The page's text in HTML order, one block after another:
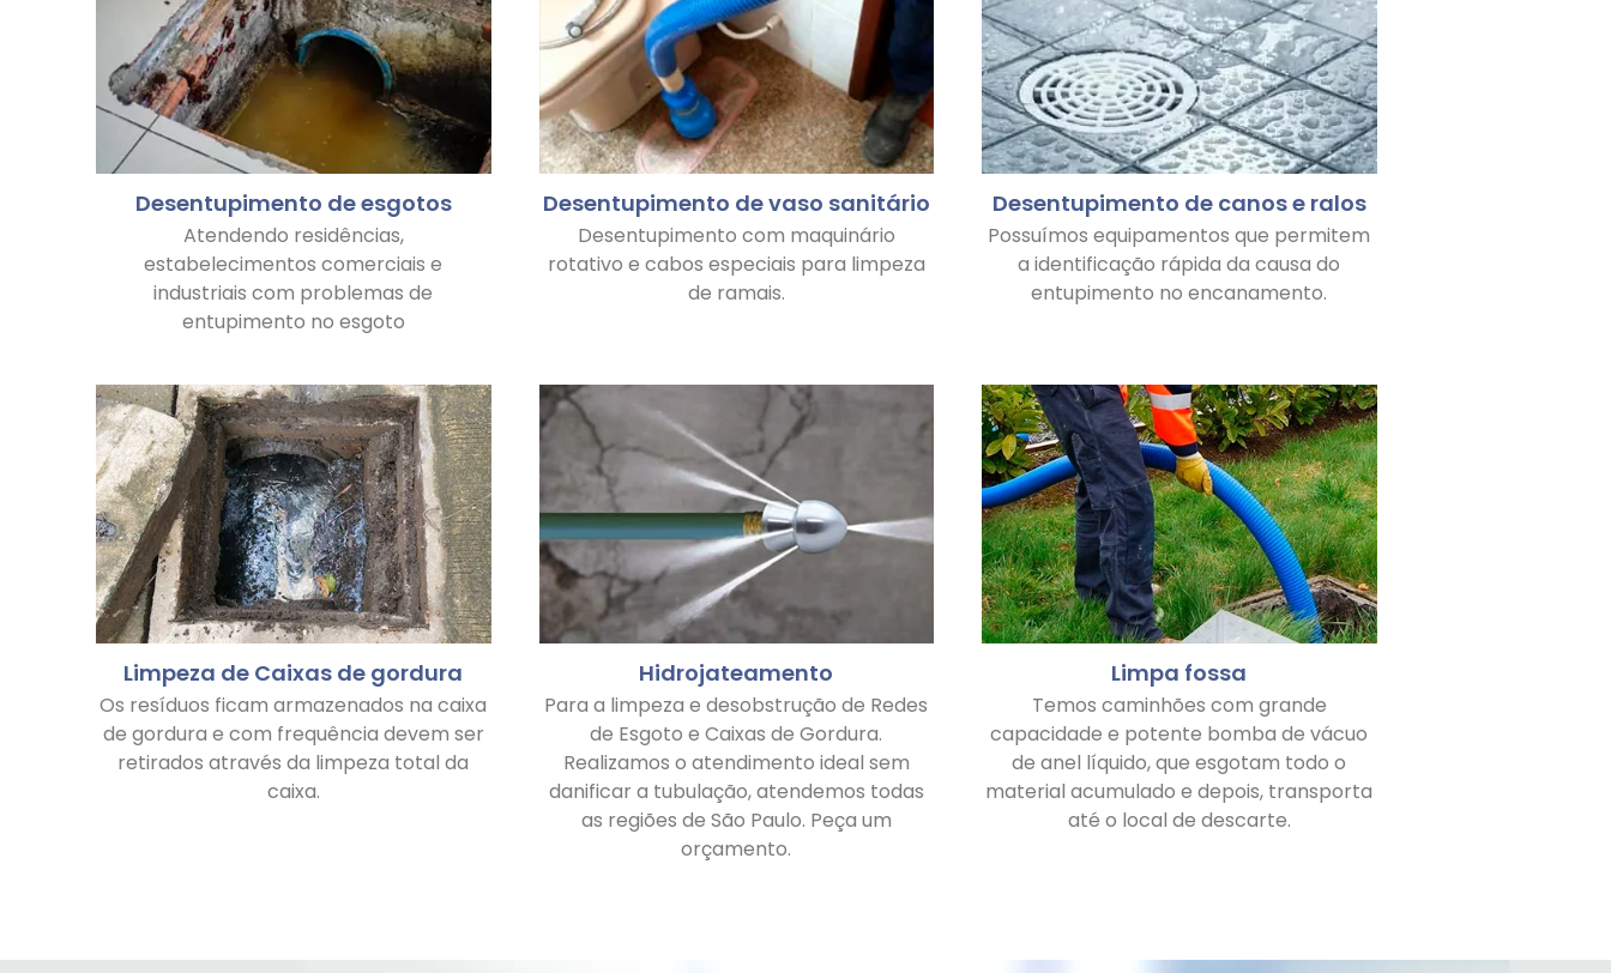
Desentupimento de esgotos
Atendendo residências,
estabelecimentos comerciais e
industriais com problemas de
entupimento no esgoto
Desentupimento de vaso sanitário
Desentupimento com maquinário
rotativo e cabos especiais para limpeza
de ramais.
Desentupimento de canos e ralos
Possuímos equipamentos que permitem
a identificação rápida da causa do
entupimento no encanamento.
Limpeza de Caixas de gordura
Os resíduos ficam armazenados na caixa
de gordura e com frequência devem ser
retirados através da limpeza total da
caixa.
Hidrojateamento
Para a limpeza e desobstrução de Redes
de Esgoto e Caixas de Gordura.
Realizamos o atendimento ideal sem
danificar a tubulação, atendemos todas
as regiões de São Paulo. Peça um
orçamento.
Limpa fossa
Temos caminhões com grande
capacidade e potente bomba de vácuo
de anel líquido, que esgotam todo o
material acumulado e depois, transporta
até o local de descarte.